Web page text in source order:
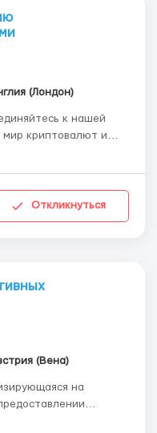
(Лондон)
к нашей
Мы приглашаем
ищем талант...
Откликнуться
(Вена)
на
Мы